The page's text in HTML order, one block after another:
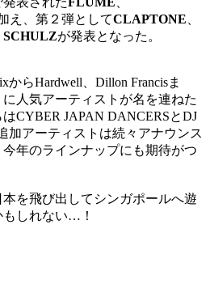
え、第２弾としてCLAPTONE
SCHULZが発表となった。
からHardwell、Dillon Francisま
人気アーティストが名を連ねた
CYBER JAPAN DANCERSとDJ
加アーティストは続々アナウンス
年のラインナップにも期待がつ
を飛び出してシンガポールへ遊
しれない…！